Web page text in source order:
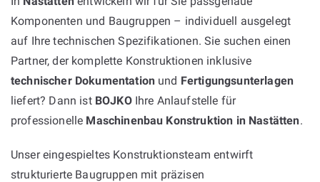
Komponenten und Baugruppen – individuell ausgelegt
auf Ihre technischen Spezifikationen. Sie suchen einen
Partner, der komplette Konstruktionen inklusive
technischer Dokumentation und Fertigungsunterlagen
liefert? Dann ist BOJKOIhre Anlaufstelle für
professionelle Maschinenbau Konstruktion in Nastätten.
Unser eingespieltes Konstruktionsteam entwirft
strukturierte Baugruppen mit präzisen